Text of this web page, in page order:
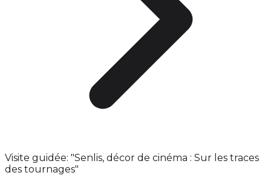
Visite guidée: "Senlis, décor de cinéma : Sur les traces
des tournages"